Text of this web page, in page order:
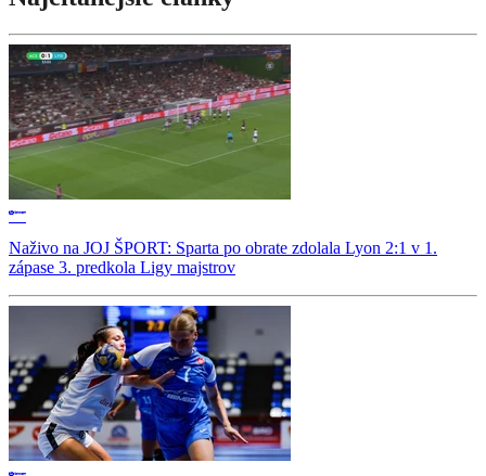
Naživo na JOJ ŠPORT: Sparta po obrate zdolala Lyon 2:1 v 1.
zápase 3. predkola Ligy majstrov